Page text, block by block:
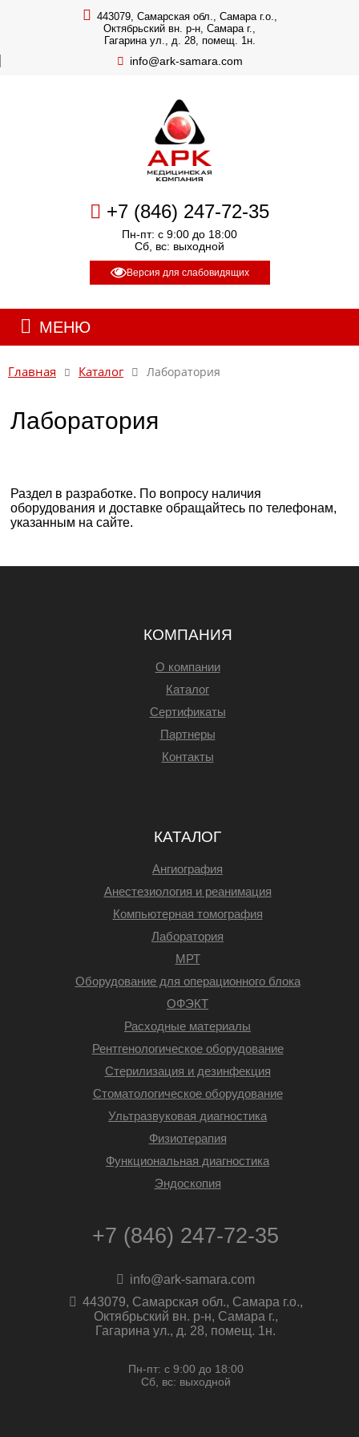
443079, Самарская обл., Самара г.о.,
Октябрьский вн. р-н, Самара г.,
Гагарина ул., д. 28, помещ. 1н.
info@ark-samara.com
+7 (846) 247-72-35
Пн-пт: с 9:00 до 18:00
Сб, вс: выходной
Версия для слабовидящих
МЕНЮ
Главная Каталог Лаборатория
Лаборатория
Раздел в разработке. По вопросу наличия
оборудования и доставке обращайтесь по телефонам,
указанным на сайте.
КОМПАНИЯ
О компании
Каталог
Сертификаты
Партнеры
Контакты
КАТАЛОГ
Ангиография
Анестезиология и реанимация
Компьютерная томография
Лаборатория
МРТ
Оборудование для операционного блока
ОФЭКТ
Расходные материалы
Рентгенологическое оборудование
Стерилизация и дезинфекция
Стоматологическое оборудование
Ультразвуковая диагностика
Физиотерапия
Функциональная диагностика
Эндоскопия
+7 (846) 247-72-35
info@ark-samara.com
443079, Самарская обл., Самара г.о.,
Октябрьский вн. р-н, Самара г.,
Гагарина ул., д. 28, помещ. 1н.
Пн-пт: с 9:00 до 18:00
Сб, вс: выходной